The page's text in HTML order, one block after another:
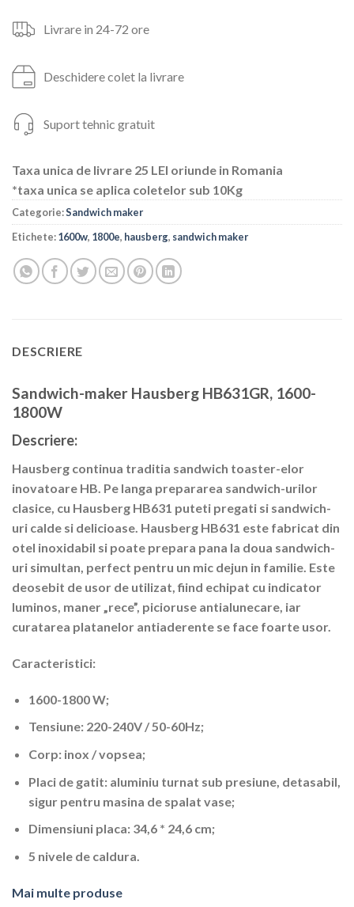
Livrare in 24-72 ore
Deschidere colet la livrare
Suport tehnic gratuit
Taxa unica de livrare 25 LEI oriunde in Romania
*taxa unica se aplica coletelor sub 10Kg
Categorie:Sandwich maker
Etichete:1600w, 1800e, hausberg, sandwich maker
DESCRIERE
Sandwich-maker Hausberg HB631GR, 1600-
1800W
Descriere:
Hausberg continua traditia sandwich toaster-elor
inovatoare HB. Pe langa prepararea sandwich-urilor
clasice, cu Hausberg HB631 puteti pregati si sandwich-
uri calde si delicioase. Hausberg HB631 este fabricat din
otel inoxidabil si poate prepara pana la doua sandwich-
uri simultan, perfect pentru un mic dejun in familie. Este
deosebit de usor de utilizat, fiind echipat cu indicator
luminos, maner „rece”, picioruse antialunecare, iar
curatarea platanelor antiaderente se face foarte usor.
Caracteristici:
1600-1800 W;
Tensiune: 220-240V / 50-60Hz;
Corp: inox / vopsea;
Placi de gatit: aluminiu turnat sub presiune, detasabil,
sigur pentru masina de spalat vase;
Dimensiuni placa: 34,6 * 24,6 cm;
5 nivele de caldura.
Mai multe produse